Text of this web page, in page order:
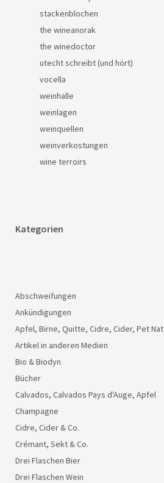
stackenblochen
the wineanorak
the winedoctor
utecht schreibt (und hört)
vocella
weinhalle
weinlagen
weinquellen
weinverkostungen
wine terroirs
Kategorien
Abschweifungen
Ankündigungen
Apfel, Birne, Quitte, Cidre, Cider, Pet Nat
Artikel in anderen Medien
Bio & Biodyn
Bücher
Calvados, Calvados Pays d'Auge, Apfel
Champagne
Cidre, Cider & Co.
Crémant, Sekt & Co.
Drei Flaschen Bier
Drei Flaschen Wein